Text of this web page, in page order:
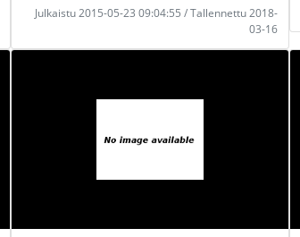
Julkaistu 2015-05-23 09:04:55 / Tallennettu 2018-
03-16